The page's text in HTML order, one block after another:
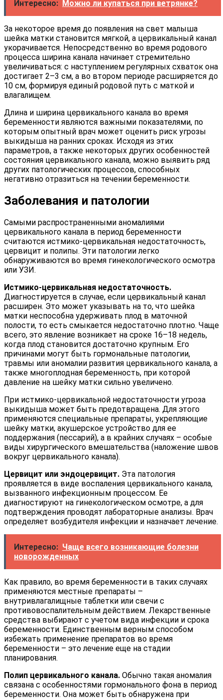
Интересно: Можно ли купаться при ветрянке?
За некоторое время до появления на свет малыша
шейка матки становится мягкой, а цервикальный канал
укорачивается. Непосредственно во время родового
процесса ширина канала начинает стремительно
увеличиваться: с наступлением регулярных схваток она
достигает 2–3 см, а во втором периоде расширяется до
10 см, формируя единый родовой путь с маткой и
влагалищем.
Длина и ширина цервикального канала во время
беременности являются важными показателями, по
которым опытный врач может оценить риск угрозы
выкидыша на ранних сроках. Исходя из этих
параметров, а также некоторых других особенностей
состояния цервикального канала, можно выявить ряд
других патологических процессов, способных
негативно отразиться на течении беременности.
Заболевания и патологии
Самыми распространенными аномалиями
цервикального канала в период беременности
считаются истмико-цервикальная недостаточность,
цервицит и полипы. Эти патологии легко
обнаруживаются во время гинекологического осмотра
или УЗИ.
Истмико-цервикальная недостаточность.
Диагностируется в случае, если цервикальный канал
расширен. Это может указывать на то, что шейка
матки неспособна удерживать плод в маточной
полости, то есть смыкается недостаточно плотно. Чаще
всего, это явление возникает на сроке 16–18 недель,
когда плод становится достаточно крупным. Его
причинами могут быть гормональные патологии,
травмы или аномалии развития цервикального канала, а
также многоплодная беременность, при которой
давление на шейку матки сильно увеличено.
При истмико-цервикальной недостаточности угроза
выкидыша может быть предотвращена. Для этого
применяются специальные препараты, укрепляющие
шейку матки, акушерское устройство для ее
поддержания (пессарий), а в крайних случаях – особые
виды хирургического вмешательства (наложение швов
вокруг цервикального канала).
Цервицит или эндоцервицит. Эта патология
проявляется в виде воспаления цервикального канала,
вызванного инфекционным процессом. Ее
диагностируют на гинекологическом осмотре, а для
подтверждения проводят лабораторные анализы. Врач
определяет возбудителя инфекции и назначает лечение.
Интересно: Чаще всего возникающие болезни
новорожденных
Как правило, во время беременности в таких случаях
применяются местные препараты –
внутривлагалищные таблетки или свечи с
противовоспалительным действием. Лекарственные
средства выбирают с учетом вида инфекции и срока
беременности. Единственным верным способом
избежать применение препаратов во время
беременности – это лечение еще на стадии
планирования.
Полип цервикального канала. Обычно такая аномалия
связана с особенностями гормонального фона в период
беременности. Она может быть обнаружена при